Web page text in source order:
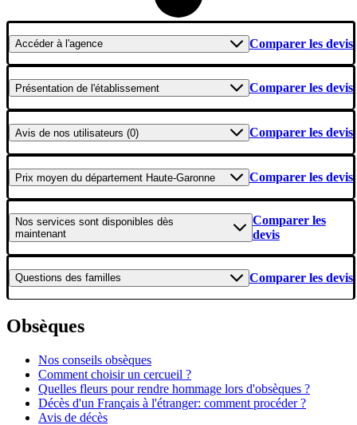
Accéderà l'agence Comparer les devis
Présentation de l'établissement Comparer les devis
Avis de nos utilisateurs (0) Comparer les devis
Prix moyen du département Haute-Garonne Comparer les devis
Nos services sont disponibles dès
maintenant
Comparer les
devis
Questions des familles Comparer les devis
Obsèques
Nos conseils obsèques
Comment choisir un cercueil ?
Quelles fleurs pour rendre hommage lors d'obsèques ?
Décès d'un Français à l'étranger: comment procéder ?
Avis de décès